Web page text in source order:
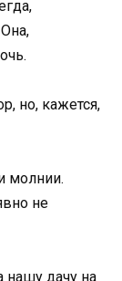
но, кажется,
молнии.
не
нашу дачу на